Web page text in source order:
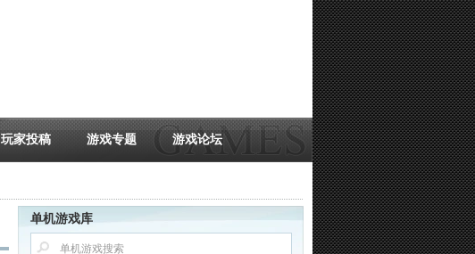
玩家投稿 游戏专题 游戏论坛
单机游戏库